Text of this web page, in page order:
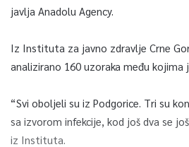
javlja Anadolu Agency.
Iz Instituta za javno zdravlje Crne
analizirano 160 uzoraka među kojima
“Svi oboljeli su iz Podgorice. Tri su
sa izvorom infekcije, kod još dva se
iz Instituta.